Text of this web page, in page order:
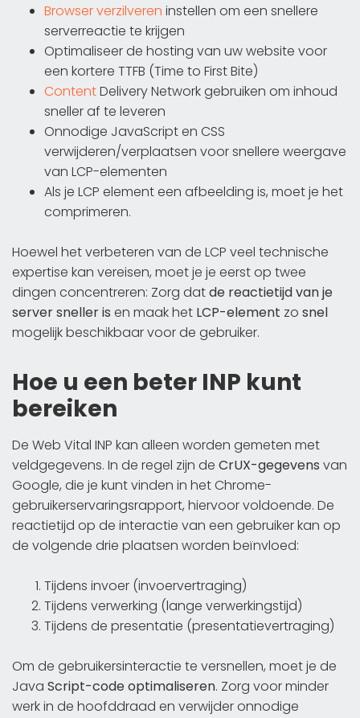
Browser verzilveren instellen om een snellere
serverreactie te krijgen
Optimaliseer de hosting van uw website voor
een kortere TTFB (Time to First Bite)
ContentDelivery Network gebruiken om inhoud
sneller af te leveren
Onnodige JavaScript en CSS
verwijderen/verplaatsen voor snellere weergave
van LCP-elementen
Als je LCP element een afbeelding is, moet je het
comprimeren.
Hoewel het verbeteren van de LCP veel technische
expertise kan vereisen, moet je je eerst op twee
dingen concentreren: Zorg datde reactietijd van je
server sneller is en maak het LCP-element zo snel
mogelijk beschikbaar voor de gebruiker.
Hoe u een beter INP kunt
bereiken
De Web Vital INP kan alleen worden gemeten met
veldgegevens. In de regel zijn de CrUX-gegevens van
Google, die je kunt vinden in het Chrome-
gebruikerservaringsrapport, hiervoor voldoende. De
reactietijd op de interactie van een gebruiker kan op
de volgende drie plaatsen worden beïnvloed:
Tijdens invoer (invoervertraging)
Tijdens verwerking (lange verwerkingstijd)
Tijdens de presentatie (presentatievertraging)
Om de gebruikersinteractie te versnellen, moet je de
Java Script-code optimaliseren. Zorg voor minder
werk in de hoofddraad en verwijder onnodige